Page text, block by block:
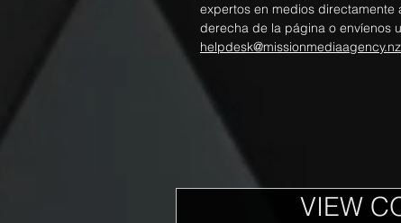
expertos en medios
derecha de la página o envíenos
helpdesk@missionmediaagency.nz
VIEW